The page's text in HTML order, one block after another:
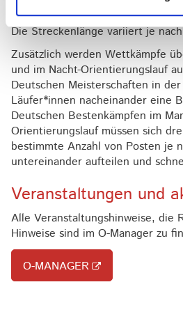
circa 35 min. und in der
Die Streckenlänge variiert je
Zusätzlich werden Wettkämpfe
und im Nacht-Orientierungslauf
Deutschen Meisterschaften in
Läufer*innen nacheinander eine
Deutschen Bestenkämpfen im
Orientierungslauf müssen sich
bestimmte Anzahl von Posten je
untereinander aufteilen und
Veranstaltungen und
Alle Veranstaltungshinweise, die
Hinweise sind im O-Manager zu
O-MANAGER